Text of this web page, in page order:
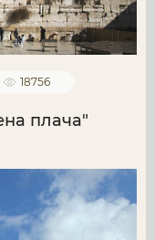
18756
плача"